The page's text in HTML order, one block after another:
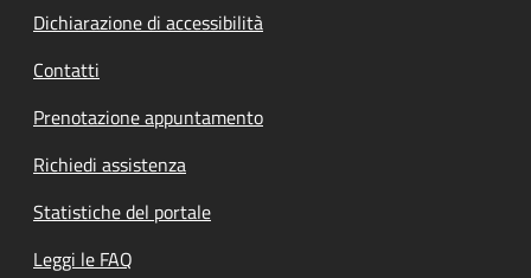
Dichiarazione di accessibilità
Contatti
Prenotazione appuntamento
Richiedi assistenza
Statistiche del portale
Leggi le FAQ